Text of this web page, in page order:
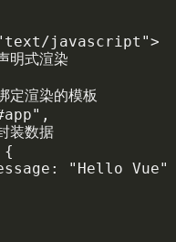
javascript">
渲染
的模板
据
Vue"